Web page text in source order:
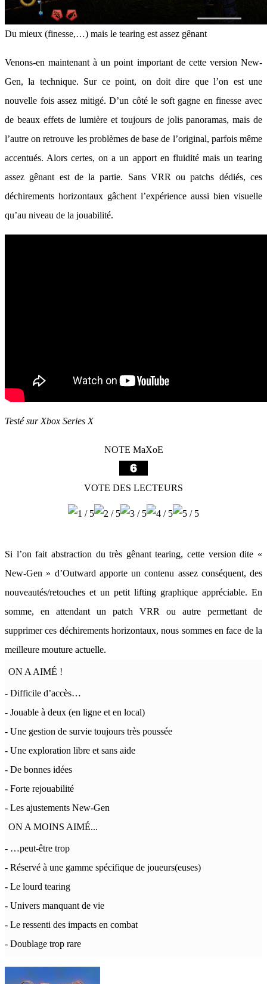
Du mieux (finesse,…) mais le tearing est assez gênant
Venons-en maintenant à un point important de cette version New-
Gen, la technique. Sur ce point, on doit dire que l’on est une
nouvelle fois assez mitigé. D’un côté le soft gagne en finesse avec
de beaux effets de lumière et toujours de jolis panoramas, mais de
l’autre on retrouve les problèmes de base de l’original, parfois même
accentués. Alors certes, on a un apport en fluidité mais un tearing
assez gênant est de la partie. Sans VRR ou patchs dédiés, ces
déchirements horizontaux gâchent l’expérience aussi bien visuelle
qu’au niveau de la jouabilité.
Testé sur Xbox Series X
NOTE MaXoE
VOTE DES LECTEURS
Si l’on fait abstraction du très gênant tearing, cette version dite «
New-Gen » d’Outward apporte un contenu assez conséquent, des
nouveautés/retouches et un petit lifting graphique appréciable. En
somme, en attendant un patch VRR ou autre permettant de
supprimer ces déchirements horizontaux, nous sommes en face de la
meilleure mouture actuelle.
ON A AIMÉ !
- Difficile d’accès…
- Jouable à deux (en ligne et en local)
- Une gestion de survie toujours très poussée
- Une exploration libre et sans aide
- De bonnes idées
- Forte rejouabilité
- Les ajustements New-Gen
ON A MOINS AIMÉ...
- …peut-être trop
- Réservé à une gamme spécifique de joueurs(euses)
- Le lourd tearing
- Univers manquant de vie
- Le ressenti des impacts en combat
- Doublage trop rare